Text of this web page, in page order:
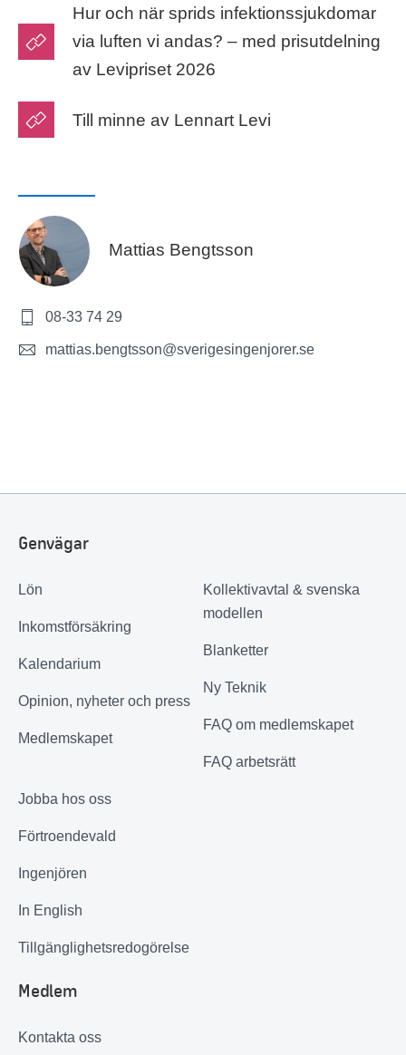
Hur och när sprids infektionssjukdomar
via luften vi andas? – med prisutdelning
av Levipriset 2026
Till minne av Lennart Levi
Mattias Bengtsson
08-33 74 29
mattias.bengtsson@sverigesingenjorer.se
Genvägar
Lön
Inkomstförsäkring
Kalendarium
Opinion, nyheter och press
Medlemskapet
Kollektivavtal & svenska
modellen
Blanketter
Ny Teknik
FAQ om medlemskapet
FAQ arbetsrätt
Jobba hos oss
Förtroendevald
Ingenjören
In English
Tillgänglighetsredogörelse
Medlem
Kontakta oss